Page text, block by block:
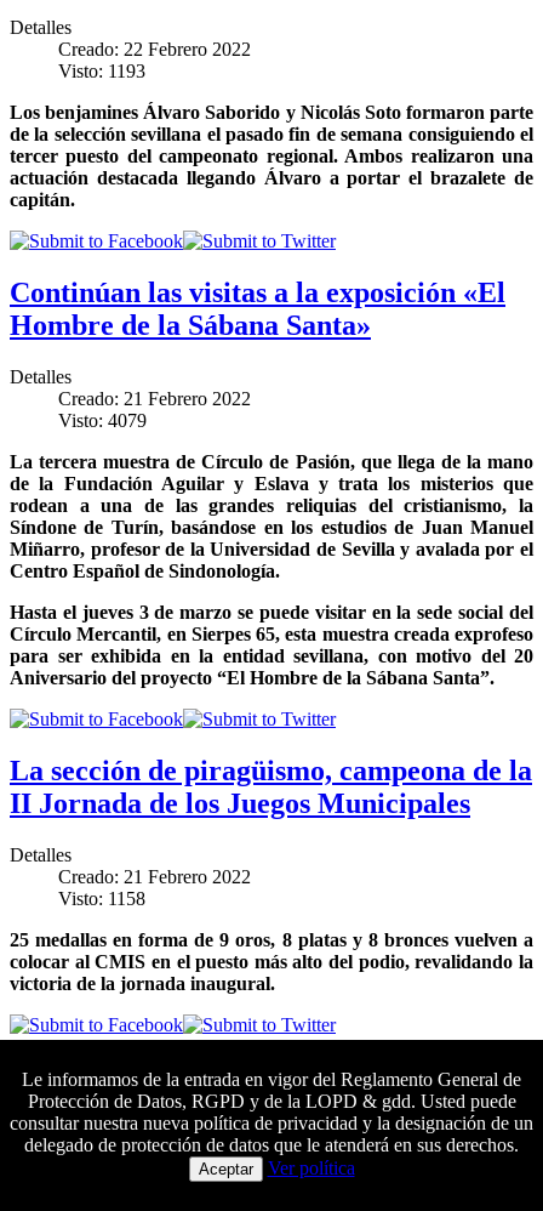
Detalles
Creado: 22 Febrero 2022
Visto: 1193
Los benjamines Álvaro Saborido y Nicolás Soto formaron parte
de la selección sevillana el pasado fin de semana consiguiendo el
tercer puesto del campeonato regional. Ambos realizaron una
actuación destacada llegando Álvaro a portar el brazalete de
capitán.
Continúan las visitas a la exposición «El
Hombre de la Sábana Santa»
Detalles
Creado: 21 Febrero 2022
Visto: 4079
La tercera muestra de Círculo de Pasión, que llega de la mano
de la Fundación Aguilar y Eslava y trata los misterios que
rodean a una de las grandes reliquias del cristianismo, la
Síndone de Turín, basándose en los estudios de Juan Manuel
Miñarro, profesor de la Universidad de Sevilla y avalada por el
Centro Español de Sindonología.
Hasta el jueves 3 de marzo se puede visitar en la sede social del
Círculo Mercantil, en Sierpes 65, esta muestra creada exprofeso
para ser exhibida en la entidad sevillana, con motivo del 20
Aniversario del proyecto “El Hombre de la Sábana Santa”.
La sección de piragüismo, campeona de la
II Jornada de los Juegos Municipales
Detalles
Creado: 21 Febrero 2022
Visto: 1158
25 medallas en forma de 9 oros, 8 platas y 8 bronces vuelven a
colocar al CMIS en el puesto más alto del podio, revalidando la
victoria de la jornada inaugural.
Inaugurada la exposición «El Hombre de
la Sábana Santa»
Detalles
Creado: 18 Febrero 2022
Colaboradores principales
Le informamos de la entrada en vigor del Reglamento General de
Protección de Datos, RGPD y de la LOPD & gdd. Usted puede
consultar nuestra nueva política de privacidad y la designación de un
delegado de protección de datos que le atenderá en sus derechos.
Aceptar Ver política